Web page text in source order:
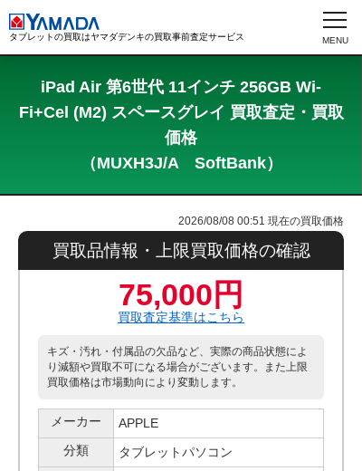
タブレットの買取はヤマダデンキの買取事前査定サービス
iPad Air 第6世代 11インチ 256GB Wi-
Fi+Cel (M2) スペースグレイ 買取査定・買取
価格
（MUXH3J/A SoftBank）
2026/08/08 00:51 現在の買取価格
買取品情報・上限買取価格の確認
75,000円
買取査定基準はこちら
キズ・汚れ・付属品の欠品など、実際の商品状態によ
り減額や買取不可になる場合がございます。また上限
買取価格は市場動向により変動します。
メーカー
APPLE
分類
タブレットパソコン